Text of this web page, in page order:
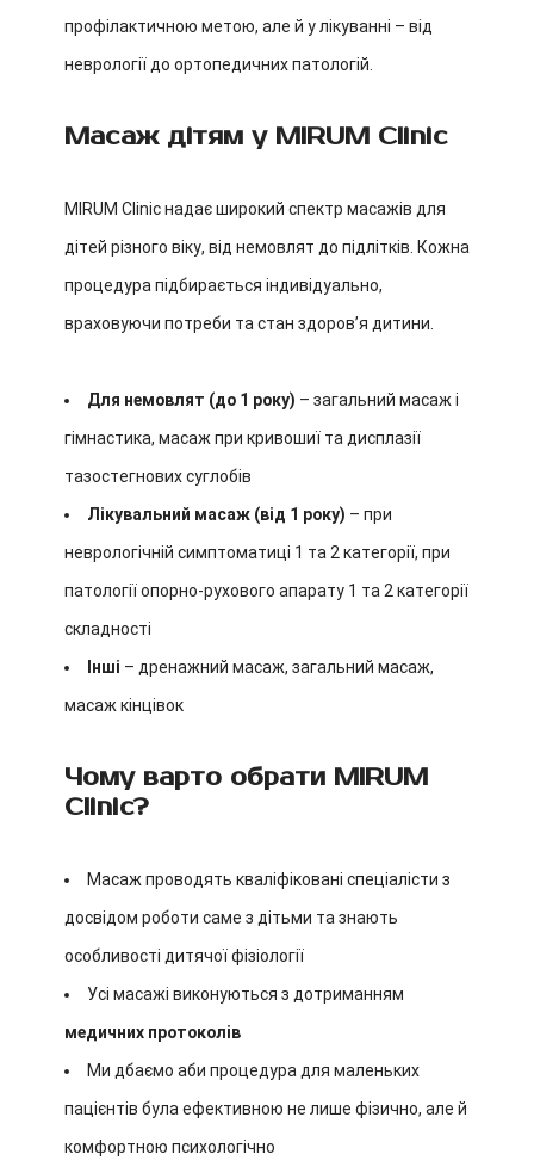
профілактичною метою, але й у лікуванні – від
неврології до ортопедичних патологій.
Масаж дітям у MIRUM Clinic
MIRUM Clinic надає широкий спектр масажів для
дітей різного віку, від немовлят до підлітків. Кожна
процедура підбирається індивідуально,
враховуючи потреби та стан здоров’я дитини.
Для немовлят (до 1 року) – загальний масаж і
гімнастика, масаж при кривошиї та дисплазії
тазостегнових суглобів
Лікувальний масаж (від 1 року) – при
неврологічній симптоматиці 1 та 2 категорії, при
патології опорно-рухового апарату 1 та 2 категорії
складності
Інші – дренажний масаж, загальний масаж,
масаж кінцівок
Чому варто обрати MIRUM
Clinic?
Масаж проводять кваліфіковані спеціалісти з
досвідом роботи саме з дітьми та знають
особливості дитячої фізіології
Усі масажі виконуються з дотриманням
медичних протоколів
Ми дбаємо аби процедура для маленьких
пацієнтів була ефективною не лише фізично, але й
комфортною психологічно